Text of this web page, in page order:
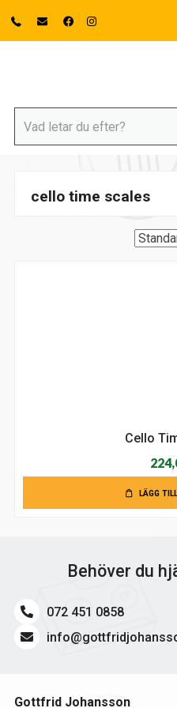
cello time scales
Cello
LÄGG
Behöver du
072 451 0858
Gottfrid Johansson